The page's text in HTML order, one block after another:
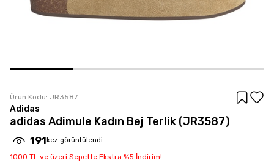
Ürün Kodu: JR3587
Adidas
adidas Adimule Kadın Bej Terlik (JR3587)
191 kez görüntülendi
1000 TL ve üzeri Sepette Ekstra %5 İndirim!